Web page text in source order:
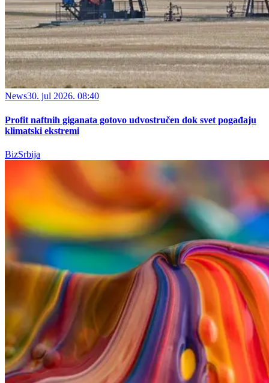
News30. jul 2026. 08:40
Profit naftnih giganata gotovo udvostručen dok svet pogađaju
klimatski ekstremi
BizSrbija